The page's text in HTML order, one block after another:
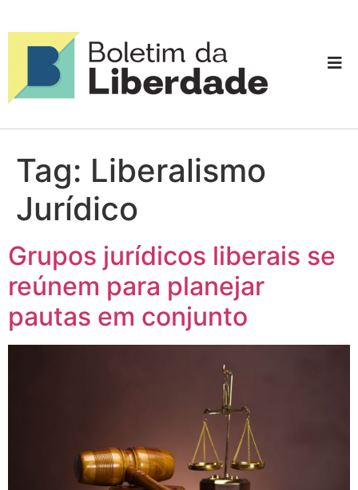
Tag: Liberalismo
Jurídico
Grupos jurídicos liberais se
reúnem para planejar
pautas em conjunto